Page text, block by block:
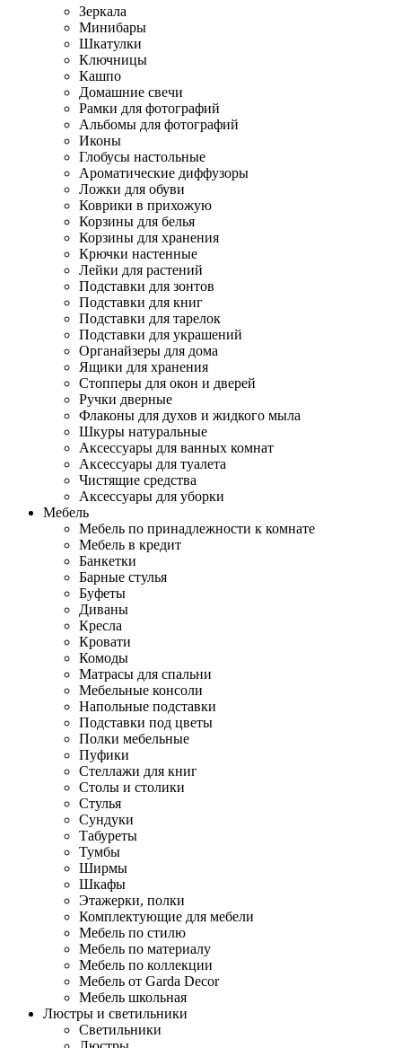
Зеркала
Минибары
Шкатулки
Ключницы
Кашпо
Домашние свечи
Рамки для фотографий
Альбомы для фотографий
Иконы
Глобусы настольные
Ароматические диффузоры
Ложки для обуви
Коврики в прихожую
Корзины для белья
Корзины для хранения
Крючки настенные
Лейки для растений
Подставки для зонтов
Подставки для книг
Подставки для тарелок
Подставки для украшений
Органайзеры для дома
Ящики для хранения
Стопперы для окон и дверей
Ручки дверные
Флаконы для духов и жидкого мыла
Шкуры натуральные
Аксессуары для ванных комнат
Аксессуары для туалета
Чистящие средства
Аксессуары для уборки
Мебель
Мебель по принадлежности к комнате
Мебель в кредит
Банкетки
Барные стулья
Буфеты
Диваны
Кресла
Кровати
Комоды
Матрасы для спальни
Мебельные консоли
Напольные подставки
Подставки под цветы
Полки мебельные
Пуфики
Стеллажи для книг
Столы и столики
Стулья
Сундуки
Табуреты
Тумбы
Ширмы
Шкафы
Этажерки, полки
Комплектующие для мебели
Мебель по стилю
Мебель по материалу
Мебель по коллекции
Мебель от Garda Decor
Мебель школьная
Люстры и светильники
Светильники